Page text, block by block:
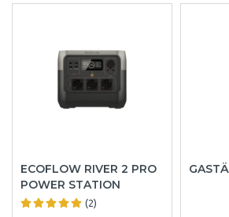
ECOFLOW RIVER 2 PRO
POWER STATION
(2)